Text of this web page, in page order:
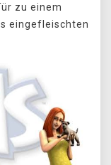
zu einem
eingefleischten